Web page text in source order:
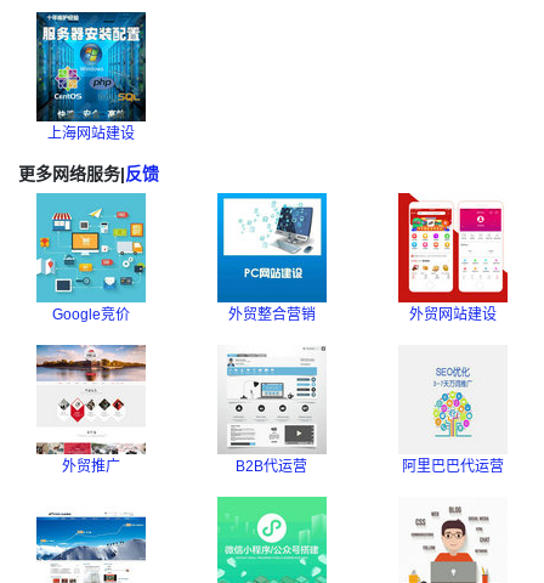
上海网站建设
更多网络服务|反馈
Google竞价 外贸整合营销 外贸网站建设
外贸推广 B2B代运营 阿里巴巴代运营